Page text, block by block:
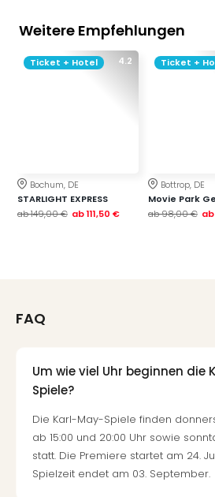
Weitere Empfehlungen
4.2
Ticket + Hotel
Bochum, DE
STARLIGHT EXPRESS
ab149,00 € ab111,50 €
Ticket +
Bottrop, DE
Movie Park
ab98,00 € ab
FAQ
Um wie viel Uhr beginnen die
Spiele?
Die Karl-May-Spiele finden
ab 15:00 und 20:00 Uhr sowie
statt. Die Premiere startet am 24.
Spielzeit endet am 03. September.